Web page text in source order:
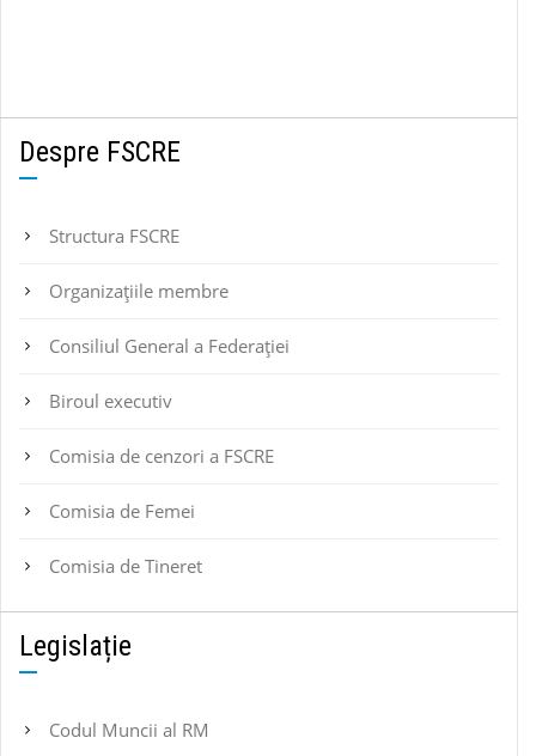
Despre FSCRE
Structura FSCRE
Organizațiile membre
Consiliul General a Federației
Biroul executiv
Comisia de cenzori a FSCRE
Comisia de Femei
Comisia de Tineret
Legislație
Codul Muncii al RM